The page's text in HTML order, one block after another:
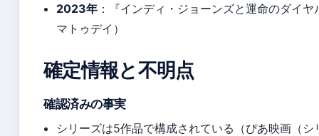
2023年 ：『インディ・ジョーンズと運命のダイ
マトゥデイ）
確定情報と不明点
確認済みの事実
シリーズは5作品で構成されている（ぴあ映画（